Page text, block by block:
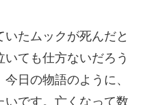
たムックが死んだと
ても仕方ないだろう
日の物語のように、
です。亡くなって数